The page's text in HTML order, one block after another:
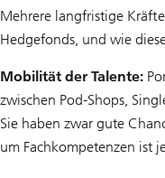
Mehrere langfristige
Hedgefonds, und wie
Mobilität der Talente:
zwischen Pod-Shops,
Sie haben zwar gute
um Fachkompetenzen ist